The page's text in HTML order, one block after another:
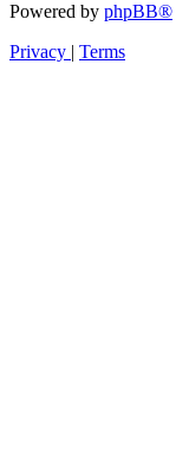
Powered by phpBB®
Privacy | Terms